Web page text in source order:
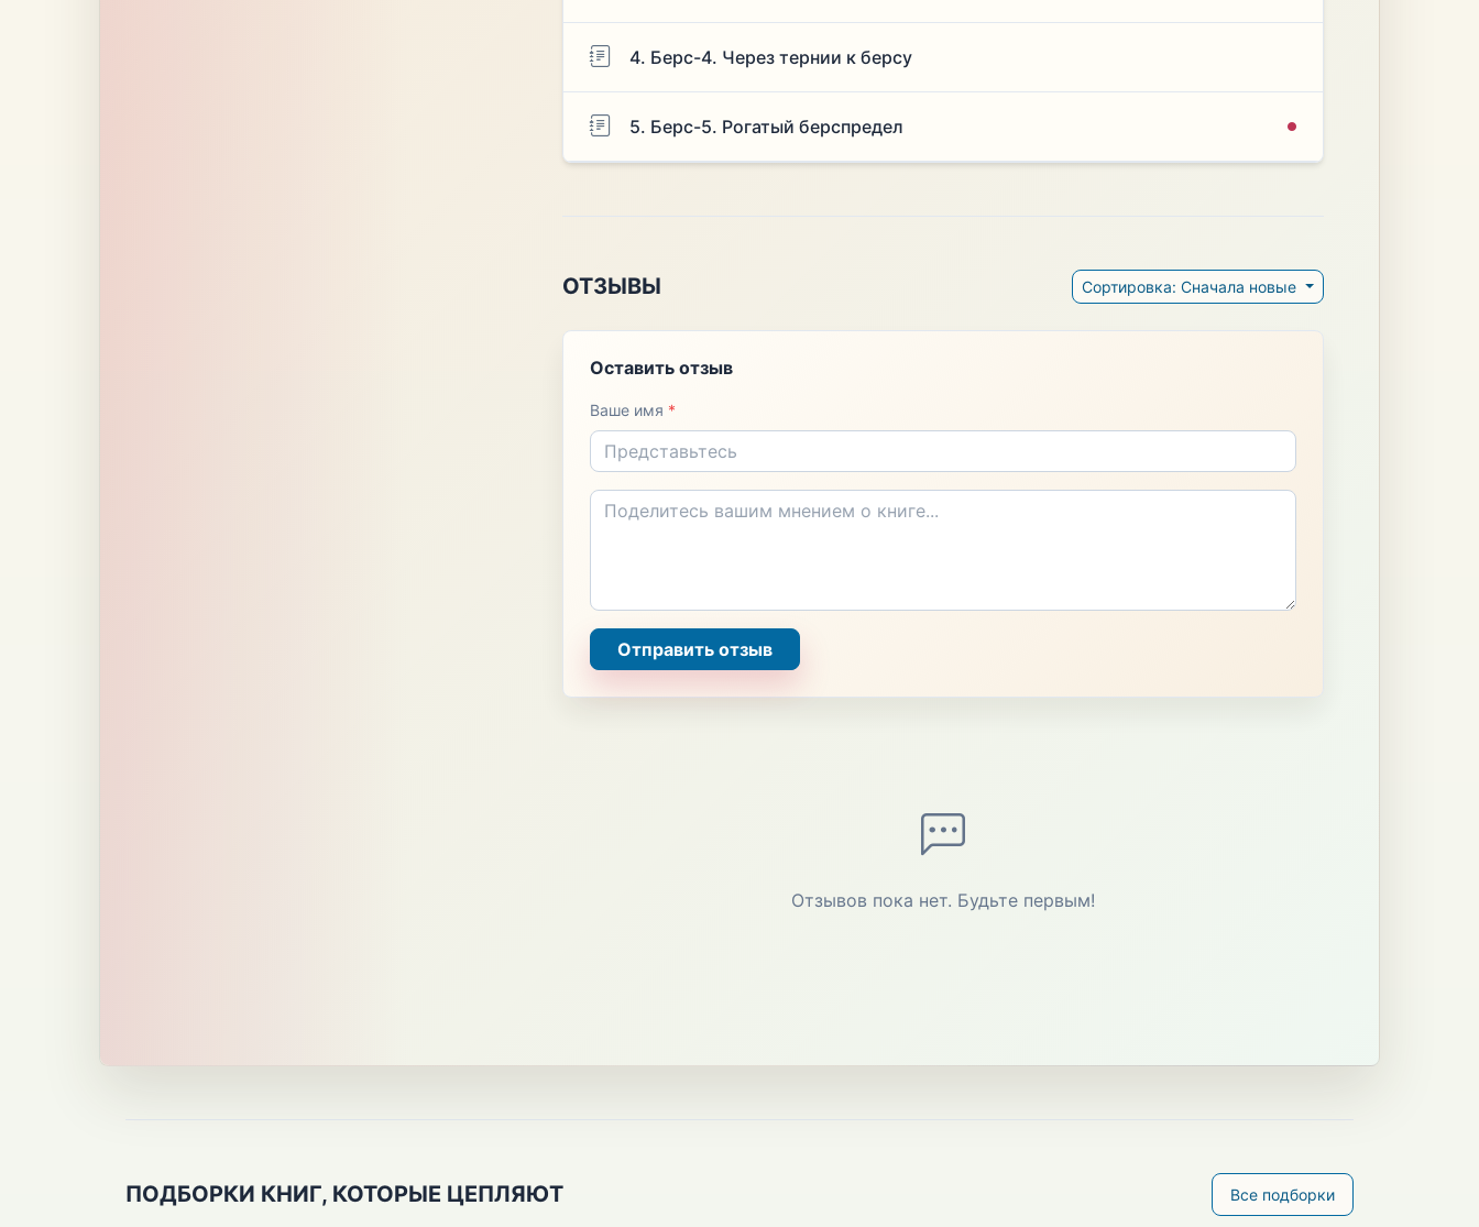
4. Берс-4. Через тернии к берсу
5. Берс-5. Рогатый берспредел
ОТЗЫВЫ Сортировка: Сначала новые
Оставить отзыв
Ваше имя *
Отправить отзыв
Отзывов пока нет. Будьте первым!
ПОДБОРКИ КНИГ, КОТОРЫЕ ЦЕПЛЯЮТ Все подборки